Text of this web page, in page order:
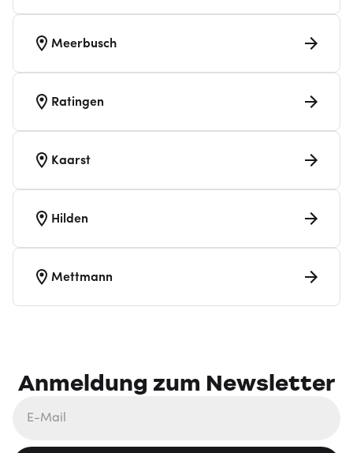
Meerbusch
Ratingen
Kaarst
Hilden
Mettmann
Anmeldung zum Newsletter